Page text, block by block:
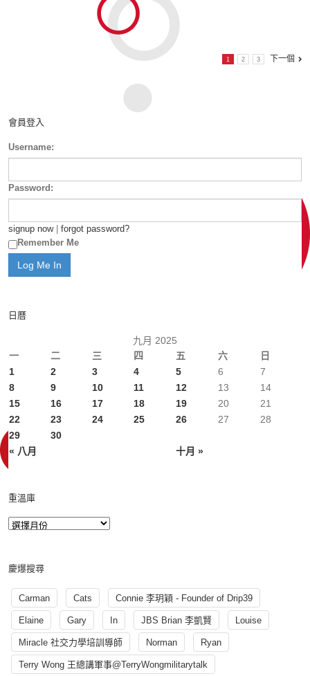
1 2 3 下一個
會員登入
Username:
Password:
signup now| forgot password?
Remember Me
日曆
九月 2025
一
二 三 四 五 六 日
« 八月 十月 »
1 2 3 4 5 6
7
8
9 10 11 12 13
14
15
16 17 18 19 20
21
22
23 24 25 26 27
28
29
30
重溫庫
慶爆搜尋
Carman Cats Connie 李玥穎 - Founder of Drip39
Elaine Gary In JBS Brian 李凱賢 Louise
Miracle 社交力學培訓導師 Norman Ryan
Terry Wong 王總講軍事@TerryWongmilitarytalk